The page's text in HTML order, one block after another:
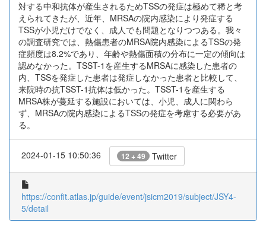
対する中和抗体が産生されるためTSSの発症は極めて稀と考
えられてきたが、近年、MRSAの院内感染により発症する
TSSが小児だけでなく、成人でも問題となりつつある。我々
の調査研究では、熱傷患者のMRSA院内感染によるTSSの発
症頻度は8.2%であり、年齢や熱傷面積の分布に一定の傾向は
認めなかった。TSST-1を産生するMRSAに感染した患者の
内、TSSを発症した患者は発症しなかった患者と比較して、
来院時の抗TSST-1抗体は低かった。TSST-1を産生する
MRSA株が蔓延する施設においては、小児、成人に関わら
ず、MRSAの院内感染によるTSSの発症を考慮する必要があ
る。
2024-01-15 10:50:36 12 + 49 Twitter
https://confit.atlas.jp/guide/event/jsicm2019/subject/JSY4-
5/detail